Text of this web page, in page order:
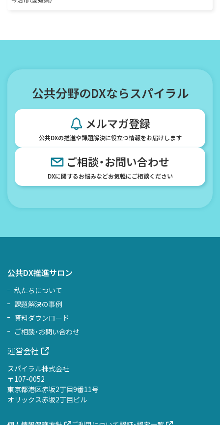
公共分野のDXならスパイラル
メルマガ登録
公共DXの推進や課題解決に役立つ情報をお届けします
ご相談・お問い合わせ
DXに関するお悩みなどお気軽にご相談ください
公共DX推進サロン
私たちについて
課題解決の事例
資料ダウンロード
ご相談・お問い合わせ
運営会社
スパイラル株式会社
〒107-0052
東京都港区赤坂2丁目9番11号
オリックス赤坂2丁目ビル